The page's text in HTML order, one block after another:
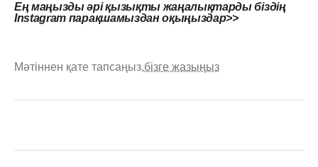
Ең маңызды әрі қызықты жаңалықтарды біздің
Instagram парақшамыздан оқыңыздар>>
Мәтіннен қате тапсаңыз,бізге жазыңыз